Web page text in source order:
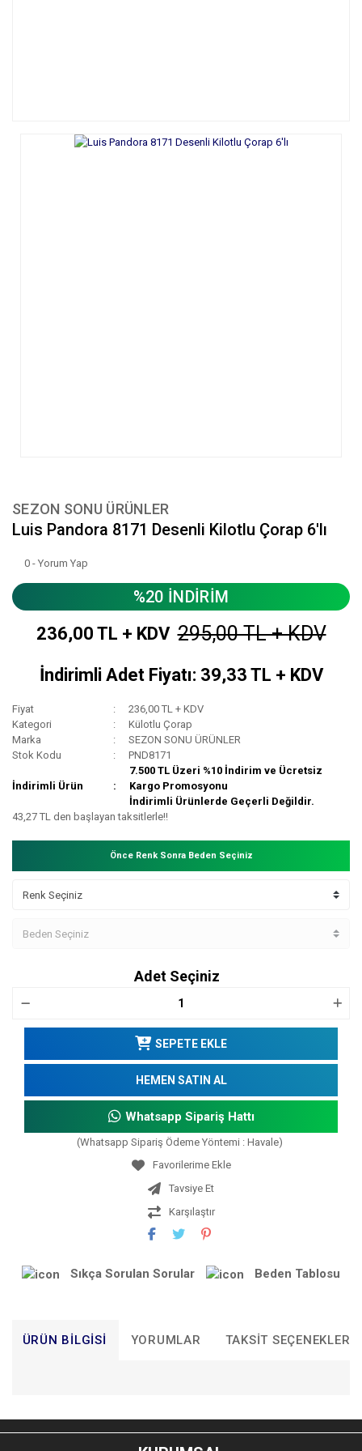
SEZON SONU ÜRÜNLER
Luis Pandora 8171 Desenli Kilotlu Çorap 6'lı
0 - Yorum Yap
%20 İNDİRİM
236,00 TL + KDV 295,00 TL + KDV
İndirimli Adet Fiyatı: 39,33 TL + KDV
Fiyat
236,00 TL + KDV
Kategori
Külotlu Çorap
Marka
SEZON SONU ÜRÜNLER
Stok Kodu
PND8171
İndirimli Ürün
7.500 TL Üzeri %10 İndirim ve Ücretsiz
Kargo Promosyonu
İndirimli Ürünlerde Geçerli Değildir.
43,27 TL den başlayan taksitlerle!!
Önce Renk Sonra Beden Seçiniz
Adet Seçiniz
SEPETE EKLE
HEMEN SATIN AL
Whatsapp Sipariş Hattı
(Whatsapp Sipariş Ödeme Yöntemi : Havale)
Tavsiye Et
Karşılaştır
Sıkça Sorulan Sorular Beden Tablosu
ÜRÜN BILGISI YORUMLAR TAKSIT SEÇENEKLERI
Bu ürünün fiyat bilgisi, resim, ürün açıklamalarında ve diğer
konularda yetersiz gördüğünüz noktaları öneri formunu